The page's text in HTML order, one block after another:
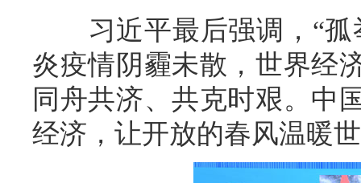
习近平最后强调，“孤
炎疫情阴霾未散，世界经
同舟共济、共克时艰。中
经济，让开放的春风温暖